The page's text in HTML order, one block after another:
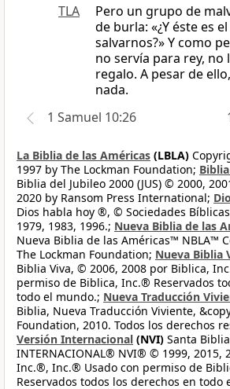
TLA
Pero un grupo de
de burla: «¿Y éste es
salvarnos?» Y como
no servía para rey,
regalo. A pesar de
nada.
1 Samuel 10:26
La Biblia de las Américas (LBLA)
1997 by The Lockman Foundation;
Biblia del Jubileo 2000 (JUS) © 2000,
2020 by Ransom Press International;
Dios habla hoy ®, © Sociedades
1979, 1983, 1996.; Nueva Biblia de las
Nueva Biblia de las Américas™ NBLA™
The Lockman Foundation; Nueva Biblia
Biblia Viva, © 2006, 2008 por Biblica,
permiso de Biblica, Inc.® Reservados
todo el mundo.; Nueva Traducción
Biblia, Nueva Traducción Viviente,
Foundation, 2010. Todos los derechos
Versión Internacional (NVI) Santa
INTERNACIONAL® NVI® © 1999, 2015,
Inc.®, Inc.® Usado con permiso de
Reservados todos los derechos en todo